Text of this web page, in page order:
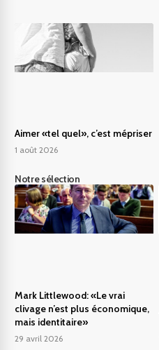
Aimer «tel quel», c’est mépriser
1 août 2026
Notre sélection
Mark Littlewood: «Le vrai
clivage n’est plus économique,
mais identitaire»
29 avril 2026